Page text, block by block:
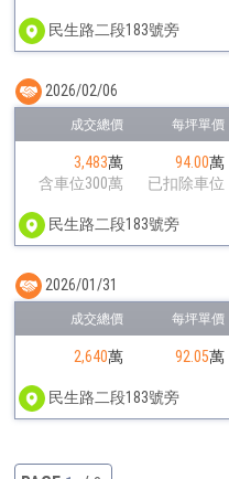
民生路二段183號旁
3,483萬
含車位300萬
94.00萬
已扣除車位
民生路二段183號旁
2026/02/06
2,640萬 92.05萬
民生路二段183號旁
2026/01/31